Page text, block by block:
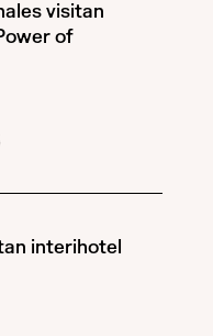
visitan
of
interihotel